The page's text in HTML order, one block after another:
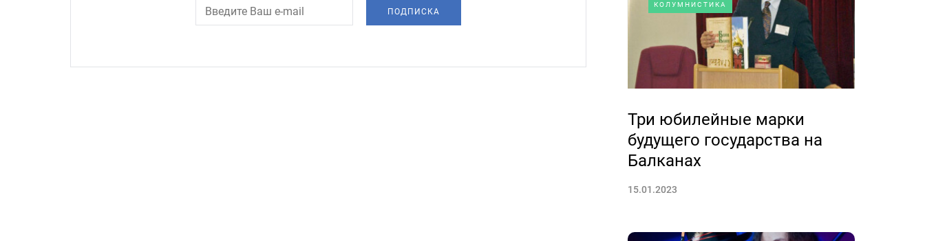
ПОДПИСКА
КОЛУМНИСТИКА
Три юбилейные марки
будущего государства на
Балканах
15.01.2023